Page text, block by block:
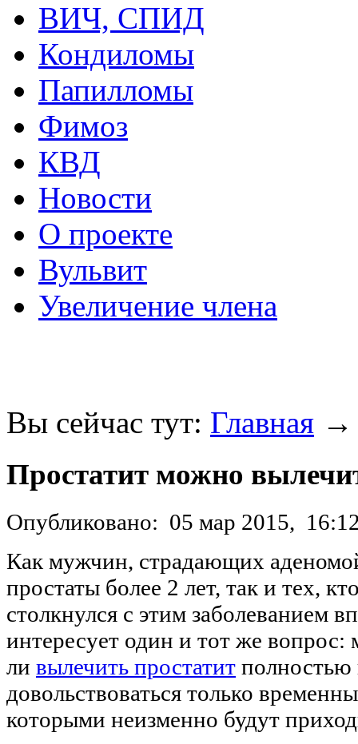
ВИЧ, СПИД
Кондиломы
Папилломы
Фимоз
КВД
Новости
О проекте
Вульвит
Увеличение члена
Вы сейчас тут: Главная
Простатит можно
Опубликовано: 05 мар 2015,
Как мужчин, страдающих
простаты более 2 лет, так и тех,
столкнулся с этим заболеванием
интересует один и тот же вопрос:
ли вылечить простатит полностью
довольствоваться только
которыми неизменно будут